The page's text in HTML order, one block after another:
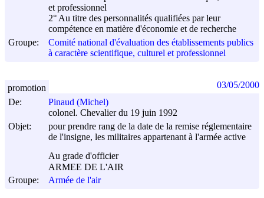
et professionnel
2° Au titre des personnalités qualifiées par leur
compétence en matière d'économie et de recherche
Groupe:
Comité national d'évaluation des établissements publics
à caractère scientifique, culturel et professionnel
De:
Pinaud (Michel)
colonel. Chevalier du 19 juin 1992
Objet:
pour prendre rang de la date de la remise réglementaire
de l'insigne, les militaires appartenant à l'armée active
Au grade d'officier
ARMEE DE L'AIR
Groupe:
Armée de l'air
promotion 03/05/2000